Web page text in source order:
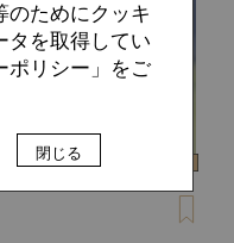
のためにクッキ
タを取得してい
ポリシー」をご
閉じる